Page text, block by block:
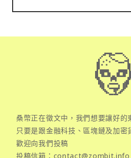
桑幣正在徵文中，我們想要讓好的
只要是跟金融科技、區塊鏈及加
歡迎向我們投稿
投稿信箱： contact@zombit.info